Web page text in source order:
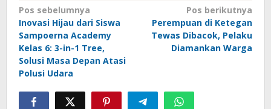
Navigasi
pos
Pos sebelumnya
Inovasi Hijau dari Siswa
Sampoerna Academy
Kelas 6: 3-in-1 Tree,
Solusi Masa Depan Atasi
Polusi Udara
Pos berikutnya
Perempuan di Ketegan
Tewas Dibacok, Pelaku
Diamankan Warga